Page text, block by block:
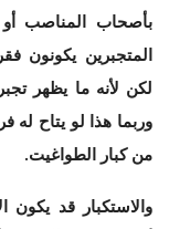
بأصحاب المناصب أو
المتجبرين يكونون
لكن لأنه ما يظهر
وربما هذا لو يتاح له
من كبار الطواغيت.
والاستكبار قد